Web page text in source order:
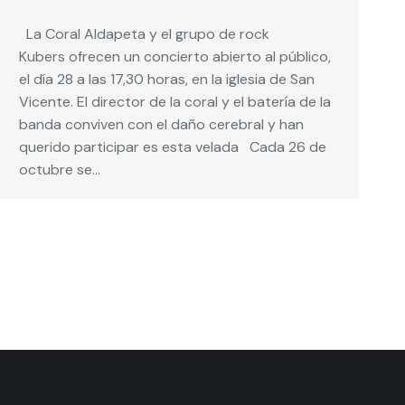
La Coral Aldapeta y el grupo de rock
Kubers ofrecen un concierto abierto al público,
el día 28 a las 17,30 horas, en la iglesia de San
Vicente. El director de la coral y el batería de la
banda conviven con el daño cerebral y han
querido participar es esta velada Cada 26 de
octubre se…